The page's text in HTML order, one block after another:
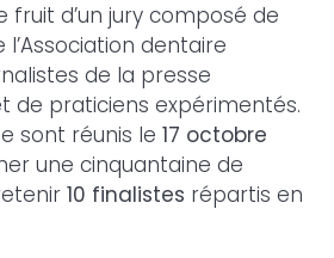
fruit d’un jury composé de
dentaire
de la presse
de praticiens expérimentés.
sont réunis le17 octobre
une cinquantaine de
10 finalistes répartis en